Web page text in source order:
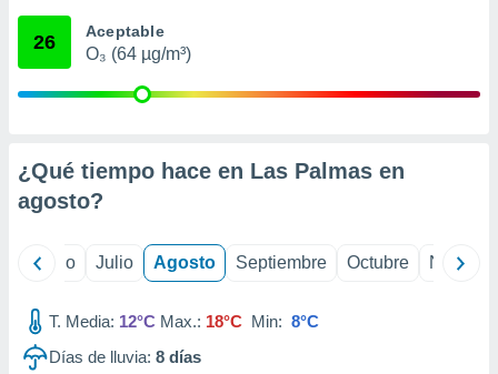
e
publicidad
1199
26 Aceptable
O₃ (64 µg/m³)
¿Qué tiempo hace en Las Palmas en
agosto?
Junio Julio Agosto Septiembre Octubre
T. Media: 12°C Max.: 18°C Min: 8°C
Días de lluvia: 8 días